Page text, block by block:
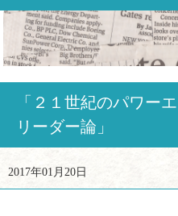
「２１世紀のパワー
リーダー論」
2017年01月20日